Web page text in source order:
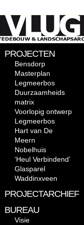
PROJECTEN
Bensdorp
Masterplan
Legmeerbos
Duurzaamheids
matrix
Voorlopig ontwerp
Legmeerbos
Hart van De
Meern
Nobelhuis
‘Heul Verbindend’
Glasparel
Waddinxveen
PROJECTARCHIEF
BUREAU
Visie